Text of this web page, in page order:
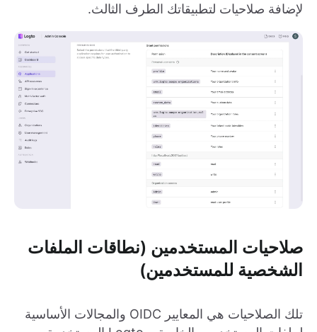
لإضافة صلاحيات لتطبيقاتك الطرف الثالث.
صلاحيات المستخدمين (نطاقات الملفات
الشخصية للمستخدمين)
تلك الصلاحيات هي المعايير OIDC والمجالات الأساسية